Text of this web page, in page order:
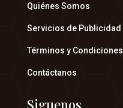
Quiénes Somos
Servicios de Publicidad
Términos y Condiciones
Contáctanos
Siguenos